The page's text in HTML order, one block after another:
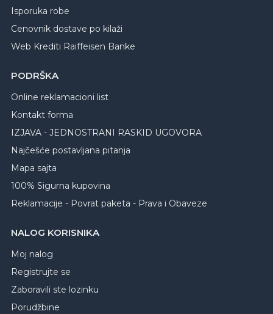
Isporuka robe
Cenovnik dostave po kilaži
Web Krediti Raiffeisen Banke
PODRŠKA
Online reklamacioni list
Kontakt forma
IZJAVA - JEDNOSTRANI RASKID UGOVORA
Najčešće postavljana pitanja
Mapa sajta
100% Sigurna kupovina
Reklamacije - Povrat paketa - Prava i Obaveze
NALOG KORISNIKA
Moj nalog
Registrujte se
Zaboravili ste lozinku
Porudžbine